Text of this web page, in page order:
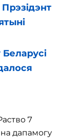
7
дапамогу